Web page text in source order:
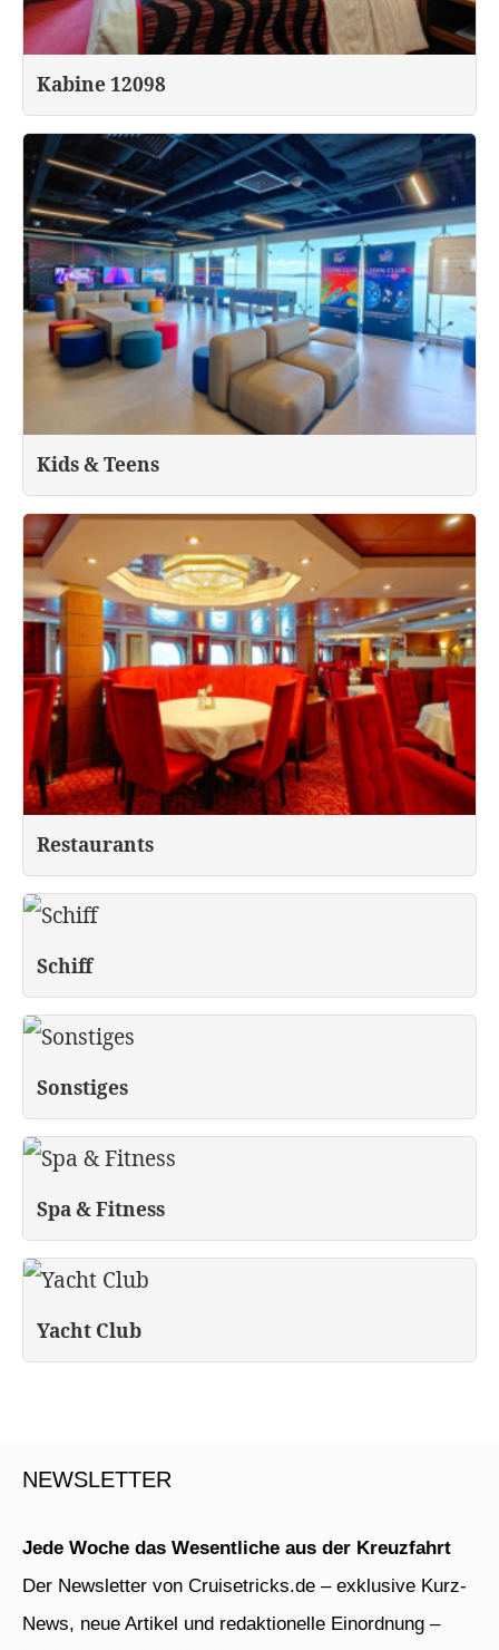
Kabine 12098
Kids & Teens
Restaurants
Schiff
Sonstiges
Spa & Fitness
Yacht Club
NEWSLETTER
Jede Woche das Wesentliche aus der Kreuzfahrt
Der Newsletter von Cruisetricks.de – exklusive Kurz-
News, neue Artikel und redaktionelle Einordnung –